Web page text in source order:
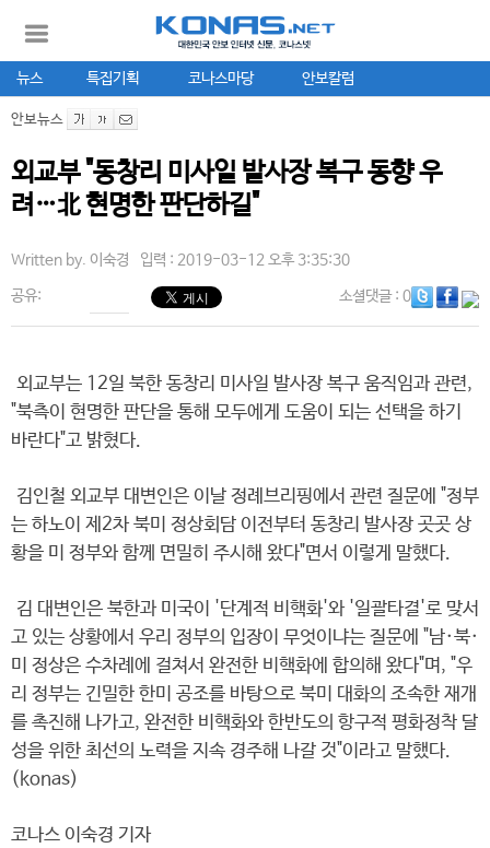
뉴스 특집기획 코나스마당 안보칼럼
안보뉴스
외교부 "동창리 미사일 발사장 복구 동향 우
려…北 현명한 판단하길"
Written by. 이숙경 입력 : 2019-03-12 오후 3:35:30
공유: 소셜댓글: 0
외교부는 12일 북한 동창리 미사일 발사장 복구 움직임과 관련,
"북측이 현명한 판단을 통해 모두에게 도움이 되는 선택을 하기
바란다"고 밝혔다.
김인철 외교부 대변인은 이날 정례브리핑에서 관련 질문에 "정부
는 하노이 제2차 북미 정상회담 이전부터 동창리 발사장 곳곳 상
황을 미 정부와 함께 면밀히 주시해 왔다"면서 이렇게 말했다.
김 대변인은 북한과 미국이 '단계적 비핵화'와 '일괄타결'로 맞서
고 있는 상황에서 우리 정부의 입장이 무엇이냐는 질문에 "남·북·
미 정상은 수차례에 걸쳐서 완전한 비핵화에 합의해 왔다"며, "우
리 정부는 긴밀한 한미 공조를 바탕으로 북미 대화의 조속한 재개
를 촉진해 나가고, 완전한 비핵화와 한반도의 항구적 평화정착 달
성을 위한 최선의 노력을 지속 경주해 나갈 것"이라고 말했다.
(konas)
코나스 이숙경 기자